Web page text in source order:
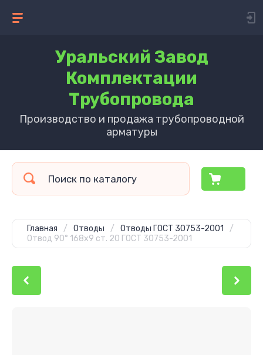
Уральский Завод
Комплектации
Трубопровода
Производство и продажа трубопроводной
арматуры
Главная / Отводы / Отводы ГОСТ 30753-2001
/
Отвод 90° 168х9 ст. 20 ГОСТ 30753-2001